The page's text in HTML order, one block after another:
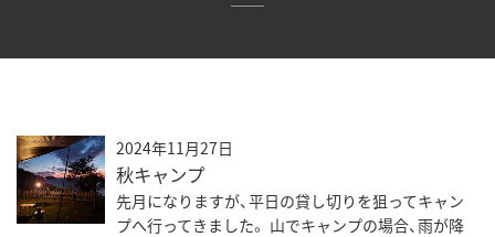
2024年11月27日
秋キャンプ
先月になりますが、平日の貸し切りを狙ってキャン
プへ行ってきました。 山でキャンプの場合、雨が降